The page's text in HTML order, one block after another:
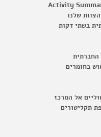
Activity
שלנו
בשתי דקות
החברתית
בחומרים
אל המרכז
תקליטורים